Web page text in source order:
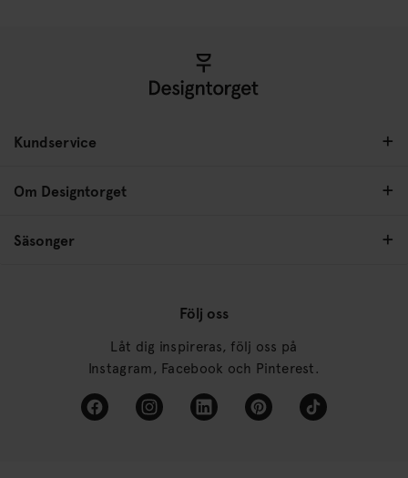
Kundservice
Om Designtorget
Säsonger
Följ oss
Låt dig inspireras, följ oss på
Instagram, Facebook och Pinterest.